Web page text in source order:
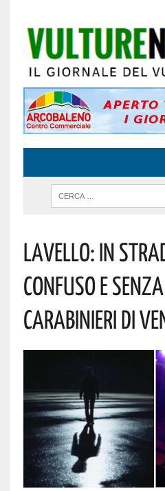
Lavello: In
Confuso E
Carabinieri Di